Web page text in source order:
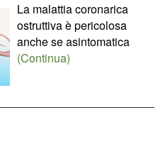
La malattia coronarica
ostruttiva è pericolosa
anche se asintomatica
(Continua)